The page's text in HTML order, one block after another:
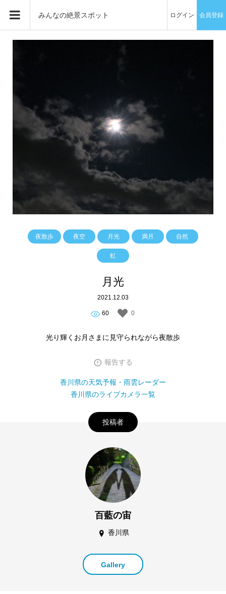
みんなの絶景スポット ログイン 会員登録
夜散歩 夜空 月光 満月 自然
虹
月光
2021.12.03
60 0
光り輝くお月さまに見守られながら夜散歩
報告する
香川県の天気予報・雨雲レーダー
香川県のライブカメラ一覧
投稿者
百藍の宙
香川県
Gallery